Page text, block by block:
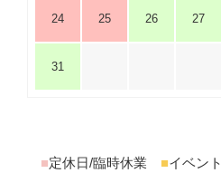
24 25 26 27
31
■定休日/臨時休業 ■イベント